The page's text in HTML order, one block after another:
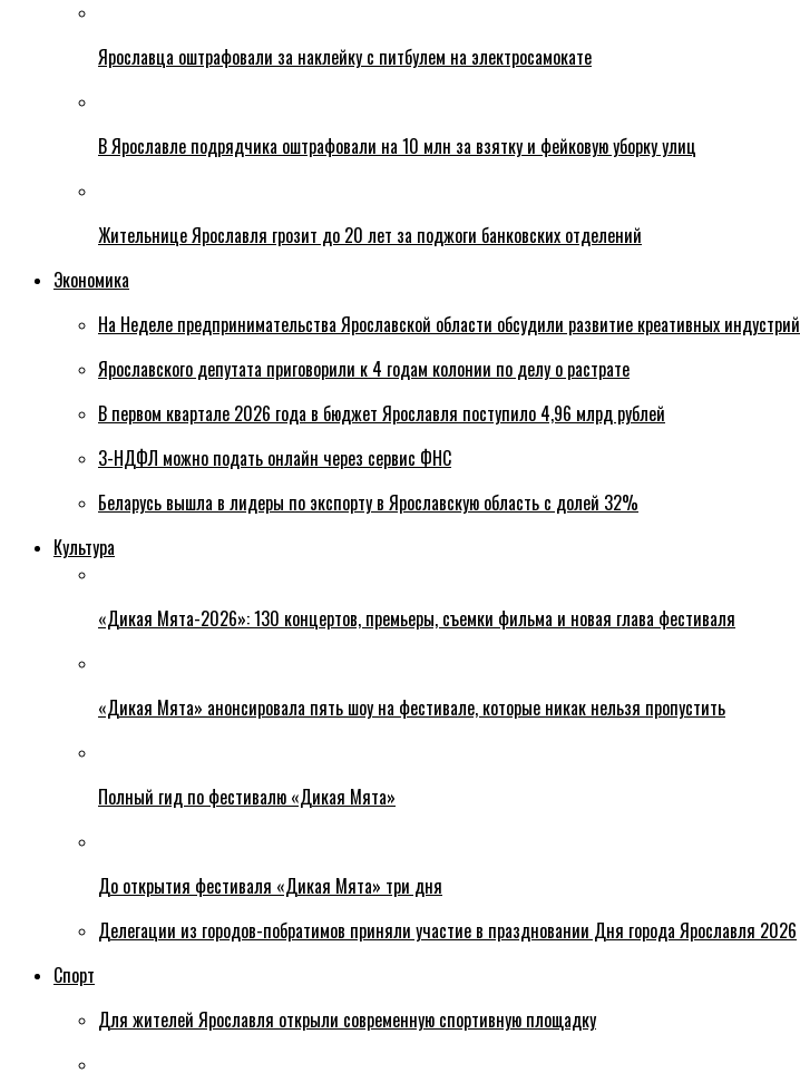
Ярославца оштрафовали за наклейку с питбулем на электросамокате
В Ярославле подрядчика оштрафовали на 10 млн за взятку и фейковую уборку улиц
Жительнице Ярославля грозит до 20 лет за поджоги банковских отделений
Экономика
На Неделе предпринимательства Ярославской области обсудили развитие креативных индустрий
Ярославского депутата приговорили к 4 годам колонии по делу о растрате
В первом квартале 2026 года в бюджет Ярославля поступило 4,96 млрд рублей
3-НДФЛ можно подать онлайн через сервис ФНС
Беларусь вышла в лидеры по экспорту в Ярославскую область с долей 32%
Культура
«Дикая Мята-2026»: 130 концертов, премьеры, съемки фильма и новая глава фестиваля
«Дикая Мята» анонсировала пять шоу на фестивале, которые никак нельзя пропустить
Полный гид по фестивалю «Дикая Мята»
До открытия фестиваля «Дикая Мята» три дня
Делегации из городов-побратимов приняли участие в праздновании Дня города Ярославля 2026
Спорт
Для жителей Ярославля открыли современную спортивную площадку